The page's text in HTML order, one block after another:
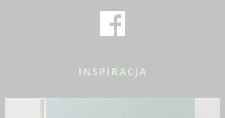
INSPIRACJA